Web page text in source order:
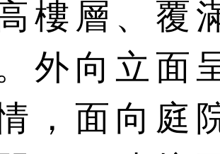
樓層、覆
外向立面
，面向庭